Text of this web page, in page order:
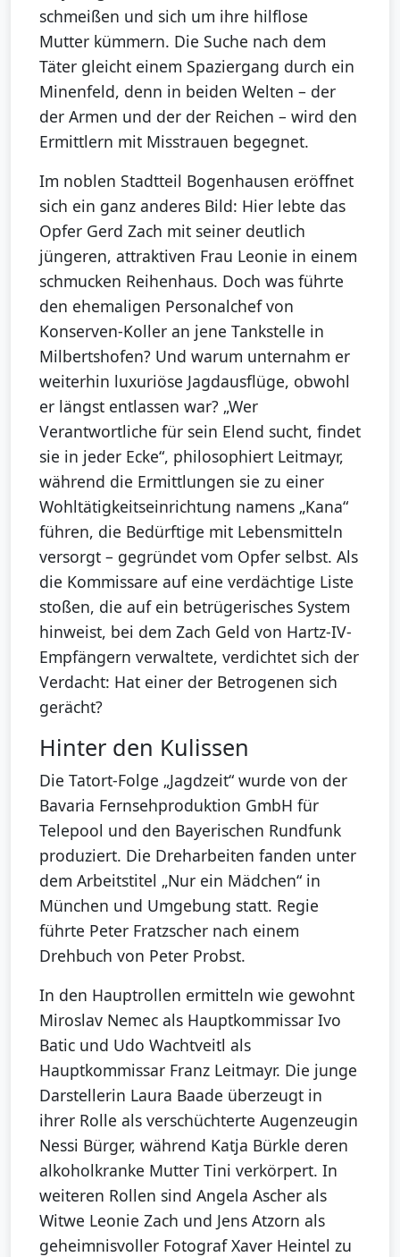
schmeißen und sich um ihre hilflose
Mutter kümmern. Die Suche nach dem
Täter gleicht einem Spaziergang durch ein
Minenfeld, denn in beiden Welten – der
der Armen und der der Reichen – wird den
Ermittlern mit Misstrauen begegnet.
Im noblen Stadtteil Bogenhausen eröffnet
sich ein ganz anderes Bild: Hier lebte das
Opfer Gerd Zach mit seiner deutlich
jüngeren, attraktiven Frau Leonie in einem
schmucken Reihenhaus. Doch was führte
den ehemaligen Personalchef von
Konserven-Koller an jene Tankstelle in
Milbertshofen? Und warum unternahm er
weiterhin luxuriöse Jagdausflüge, obwohl
er längst entlassen war? „Wer
Verantwortliche für sein Elend sucht, findet
sie in jeder Ecke“, philosophiert Leitmayr,
während die Ermittlungen sie zu einer
Wohltätigkeitseinrichtung namens „Kana“
führen, die Bedürftige mit Lebensmitteln
versorgt – gegründet vom Opfer selbst. Als
die Kommissare auf eine verdächtige Liste
stoßen, die auf ein betrügerisches System
hinweist, bei dem Zach Geld von Hartz-IV-
Empfängern verwaltete, verdichtet sich der
Verdacht: Hat einer der Betrogenen sich
gerächt?
Hinter den Kulissen
Die Tatort-Folge „Jagdzeit“ wurde von der
Bavaria Fernsehproduktion GmbH für
Telepool und den Bayerischen Rundfunk
produziert. Die Dreharbeiten fanden unter
dem Arbeitstitel „Nur ein Mädchen“ in
München und Umgebung statt. Regie
führte Peter Fratzscher nach einem
Drehbuch von Peter Probst.
In den Hauptrollen ermitteln wie gewohnt
Miroslav Nemec als Hauptkommissar Ivo
Batic und Udo Wachtveitl als
Hauptkommissar Franz Leitmayr. Die junge
Darstellerin Laura Baade überzeugt in
ihrer Rolle als verschüchterte Augenzeugin
Nessi Bürger, während Katja Bürkle deren
alkoholkranke Mutter Tini verkörpert. In
weiteren Rollen sind Angela Ascher als
Witwe Leonie Zach und Jens Atzorn als
geheimnisvoller Fotograf Xaver Heintel zu